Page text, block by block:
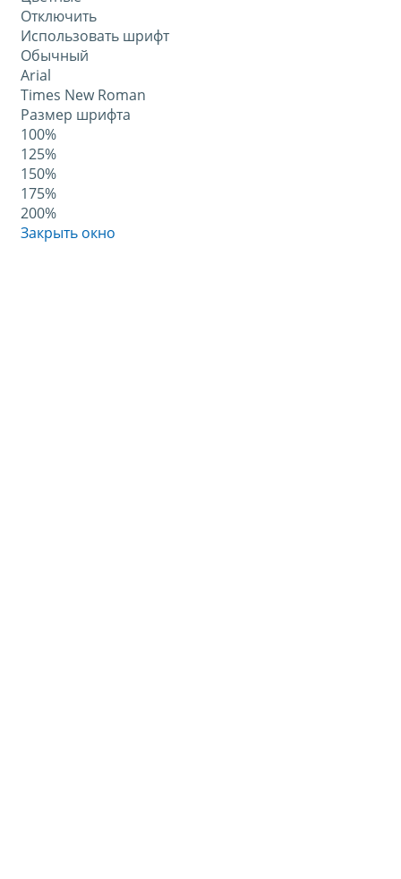
Отключить
Использовать шрифт
Обычный
Arial
Times New Roman
Размер шрифта
100%
125%
150%
175%
200%
Закрыть окно